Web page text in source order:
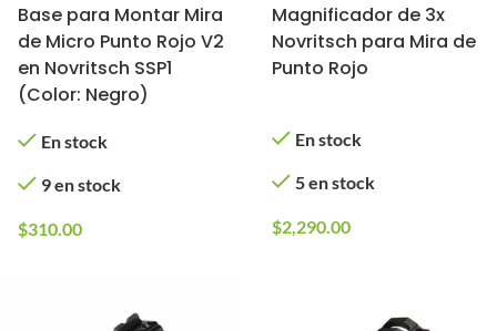
Base para Montar Mira
de Micro Punto Rojo V2
en Novritsch SSP1
(Color: Negro)
En stock
9 en stock
$310.00
Magnificador de 3x
Novritsch para Mira de
Punto Rojo
En stock
5 en stock
$2,290.00